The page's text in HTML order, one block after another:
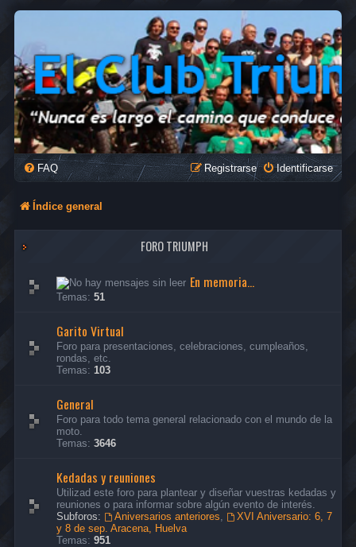
FAQ Identificarse
Registrarse
Índice general
FORO TRIUMPH
En memoria...
Temas: 51
Garito Virtual
Foro para presentaciones, celebraciones, cumpleaños,
rondas, etc.
Temas: 103
General
Foro para todo tema general relacionado con el mundo de la
moto.
Temas: 3646
Kedadas y reuniones
Utilizad este foro para plantear y diseñar vuestras kedadas y
reuniones o para informar sobre algún evento de interés.
Subforos:
Aniversarios anteriores,
XVI Aniversario: 6, 7
y 8 de sep. Aracena, Huelva
Temas: 951